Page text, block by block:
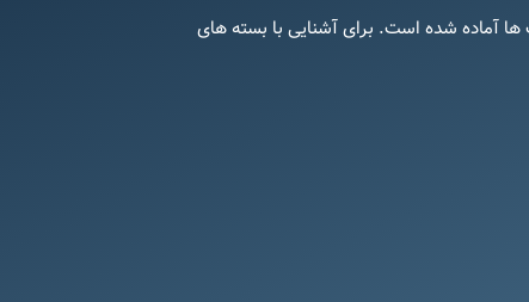
آماده شده است. برای آشنایی با بسته های